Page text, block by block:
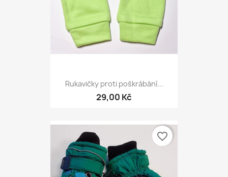
Rukavičky proti poškrábání...
29,00 Kč
favorite_border